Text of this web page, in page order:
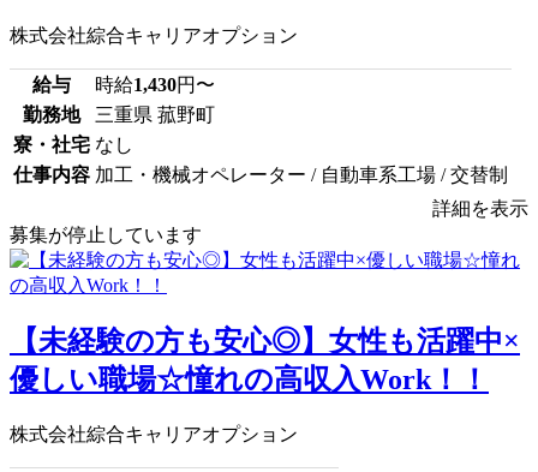
株式会社綜合キャリアオプション
給与 時給1,430円〜
勤務地
三重県 菰野町
寮・社宅 なし
仕事内容 加工・機械オペレーター / 自動車系工場 / 交替制
詳細を表示
募集が停止しています
【未経験の方も安心◎】女性も活躍中×
優しい職場☆憧れの高収入Work！！
株式会社綜合キャリアオプション